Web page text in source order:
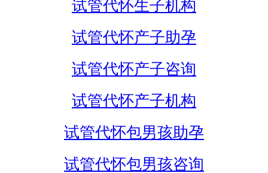
试管代怀生子机构
试管代怀产子助孕
试管代怀产子咨询
试管代怀产子机构
试管代怀包男孩助孕
试管代怀包男孩咨询